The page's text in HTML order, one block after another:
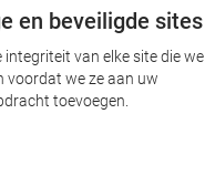
en beveiligde sites
integriteit van elke site die we
voordat we ze aan uw
toevoegen.